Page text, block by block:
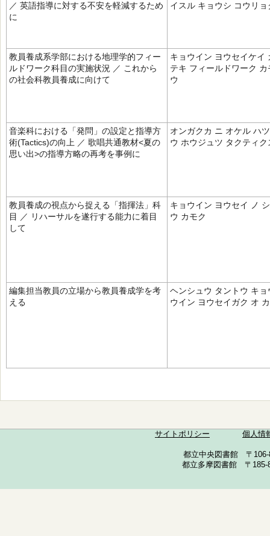
／ 英語指導に対する不安を軽減するため
に
イスル キョウシ コウリ
教員養成系学部における地理学的フィー
ルドワーク科目の実施状況 ／ これから
の社会科教員養成に向けて
キョウイン ヨウセイケイ
テキ フィールドワーク
ウ
音楽科における「発問」の設定と指導方
術(Tactics)の向上 ／ 歌唱共通教材<夏の
思い出>の指導方略の再考を事例に
オンガクカ ニ オケル ハ
ウ ホウジュツ タクティ
教員養成の視点から捉える「指揮法」科
目 ／ リハーサルを遂行する能力に着目
して
キョウイン ヨウセイ ノ
ウ カモク
編集担当教員の立場から教員養成学を考
える
ヘンシュウ タントウ キ
ウイン ヨウセイガク オ
サイトポリシー 個人情
都立中央図書館 〒
都立多摩図書館 〒185-